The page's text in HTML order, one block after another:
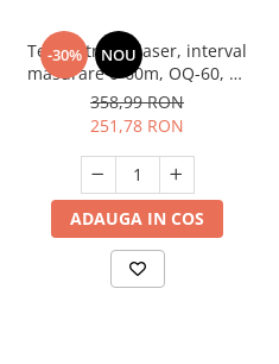
-30% NOU
Telemetru cu laser, interval
masurare 0-60m, OQ-60, 20
masuratori, Almaz AZ-SE007
358,99 RON
251,78 RON
ADAUGA IN COS